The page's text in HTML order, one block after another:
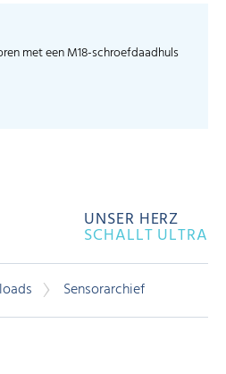
met een M18-schroefdaadhuls
UNSER HERZ
SCHALLT ULTRA
Sensorarchief